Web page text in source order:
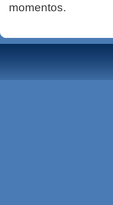
momentos.